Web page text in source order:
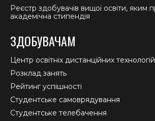
Реєстр здобувачів вищої освіти, яким
академічна стипендія
ЗДОБУВАЧАМ
Центр освітніх дистанційних технологій
Розклад занять
Рейтинг успішності
Студентське самоврядування
Студентське телебачення